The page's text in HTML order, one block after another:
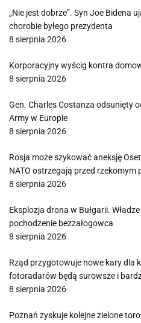
„Nie jest dobrze”. Syn Joe Bidena
chorobie byłego prezydenta
8 sierpnia 2026
Korporacyjny wyścig kontra
8 sierpnia 2026
Gen. Charles Costanza odsunięty
Army w Europie
8 sierpnia 2026
Rosja może szykować aneksję
NATO ostrzegają przed rzekomym
8 sierpnia 2026
Eksplozja drona w Bułgarii.
pochodzenie bezzałogowca
8 sierpnia 2026
Rząd przygotowuje nowe kary dla
fotoradarów będą surowsze i
8 sierpnia 2026
Poznań zyskuje kolejne zielone